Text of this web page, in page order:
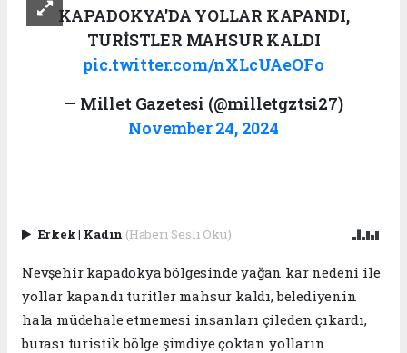
KAPADOKYA'DA YOLLAR KAPANDI,
TURİSTLER MAHSUR KALDI
pic.twitter.com/nXLcUAeOFo
— Millet Gazetesi (@milletgztsi27)
November 24, 2024
Erkek| Kadın (Haberi Sesli Oku)
Nevşehir kapadokya bölgesinde yağan kar nedeni ile
yollar kapandı turitler mahsur kaldı, belediyenin
hala müdehale etmemesi insanları çileden çıkardı,
burası turistik bölge şimdiye çoktan yolların